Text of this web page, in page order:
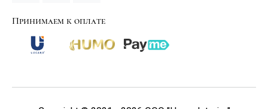
Принимаем к оплате